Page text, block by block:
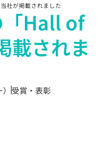
社が掲載されました
「Hall of
載されま
受賞・表彰